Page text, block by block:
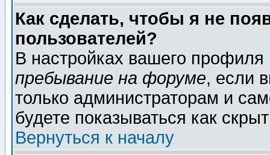
Как сделать, чтобы я не
пользователей?
В настройках вашего
пребывание на форуме, если
только администраторам и
будете показываться как
Вернуться к началу